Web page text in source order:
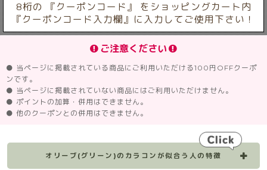
8桁の 『クーポンコード』 をショッピングカート内
『クーポンコード入力欄』に入力してご使用下さい！
ご注意ください
● 当ページに掲載されている商品にご利用いただける100円OFFクーポ
ンです。
● 当ページに掲載されていない商品にはご利用いただけません。
● ポイントの加算・併用はできません。
● 他のクーポンとの併用はできません。
オリーブ(グリーン)のカラコンが似合う人の特徴